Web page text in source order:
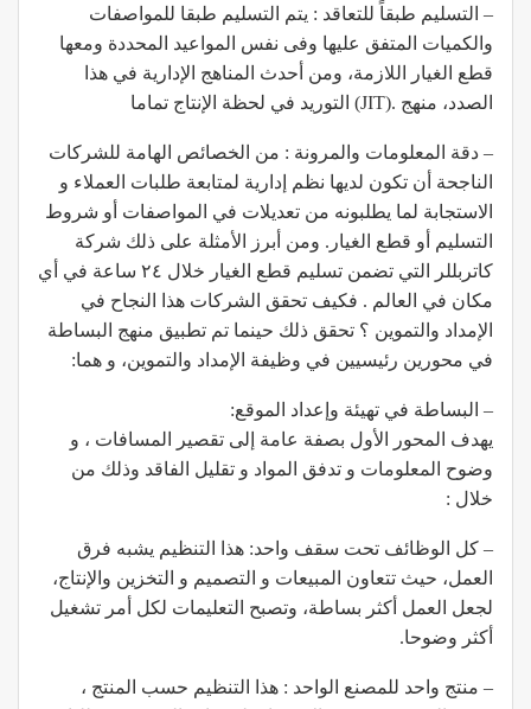
– التسليم طبقاً للتعاقد : يتم التسليم طبقا للمواصفات
والكميات المتفق عليها وفى نفس المواعيد المحددة ومعها
قطع الغيار اللازمة، ومن أحدث المناهج الإدارية في هذا
الصدد، منهج .(JIT) التوريد في لحظة الإنتاج تماما
– دقة المعلومات والمرونة : من الخصائص الهامة للشركات
الناجحة أن تكون لديها نظم إدارية لمتابعة طلبات العملاء و
الاستجابة لما يطلبونه من تعديلات في المواصفات أو شروط
التسليم أو قطع الغيار. ومن أبرز الأمثلة على ذلك شركة
كاتربللر التي تضمن تسليم قطع الغيار خلال ٢٤ ساعة في أي
مكان في العالم . فكيف تحقق الشركات هذا النجاح في
الإمداد والتموين ؟ تحقق ذلك حينما تم تطبيق منهج البساطة
في محورين رئيسيين في وظيفة الإمداد والتموين، و هما:
– البساطة في تهيئة وإعداد الموقع:
يهدف المحور الأول بصفة عامة إلى تقصير المسافات ، و
وضوح المعلومات و تدفق المواد و تقليل الفاقد وذلك من
خلال :
– كل الوظائف تحت سقف واحد: هذا التنظيم يشبه فرق
العمل، حيث تتعاون المبيعات و التصميم و التخزين والإنتاج،
لجعل العمل أكثر بساطة، وتصبح التعليمات لكل أمر تشغيل
أكثر وضوحا.
– منتج واحد للمصنع الواحد : هذا التنظيم حسب المنتج ،